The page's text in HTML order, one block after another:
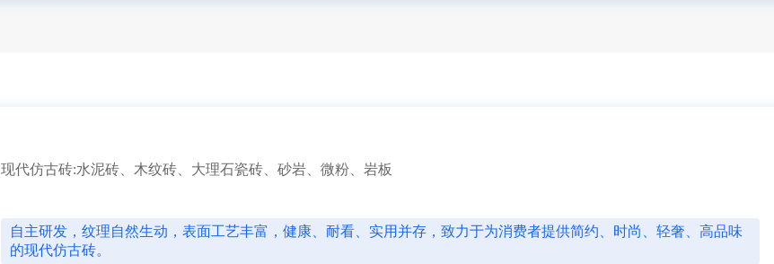
10分钟前 四川贺先生成功提交需求
现代仿古砖:水泥砖、木纹砖、大理石瓷砖、砂岩、微粉、岩板
自主研发，纹理自然生动，表面工艺丰富，健康、耐看、实用并存，致力于为消费者提供简约、时尚、轻奢、高品味
的现代仿古砖。